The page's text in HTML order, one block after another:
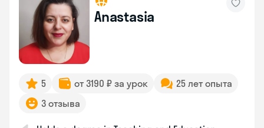
Anastasia
5 от 3190 ₽ за урок
25 лет опыта
3 отзыва